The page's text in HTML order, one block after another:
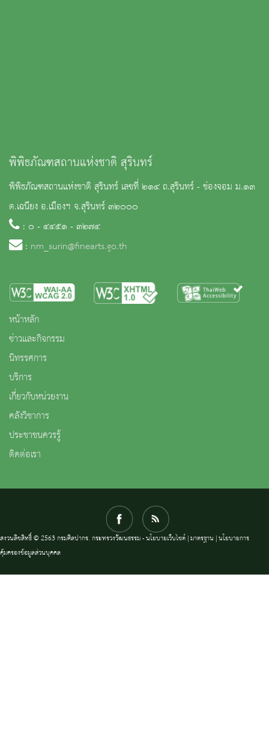
พิพิธภัณฑสถานแห่งชาติ สุรินทร์
พิพิธภัณฑสถานแห่งชาติ สุรินทร์ เลขที่ ๒๑๔ ถ.สุรินทร์ - ช่องจอม ม.๑๓
ต.เฉนียง อ.เมืองฯ จ.สุรินทร์ ๓๒๐๐๐
: ๐ - ๔๔๕๑ - ๓๒๗๔
: nm_surin@finearts.go.th
หน้าหลัก
ข่าวและกิจกรรม
นิทรรศการ
บริการ
เกี่ยวกับหน่วยงาน
คลังวิชาการ
ประชาชนควรรู้
ติดต่อเรา
สงวนลิขสิทธิ์ © 2563 กรมศิลปากร. กระทรวงวัฒนธรรม -นโยบายเว็บไซต์|มาตรฐาน |นโยบายการ
คุ้มครองข้อมูลส่วนบุคคล